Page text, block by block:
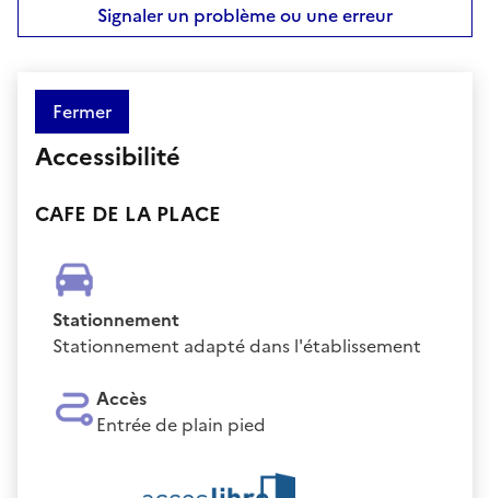
Signaler un problème ou une erreur
Fermer
Accessibilité
CAFE DE LA PLACE
Stationnement
Stationnement adapté dans l'établissement
Accès
Entrée de plain pied